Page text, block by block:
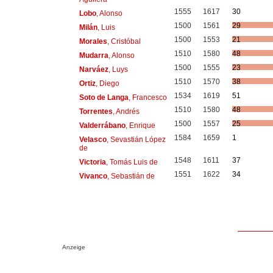
Lobo, Alonso 1555 1617
30
Milán, Luis 1500 1561
29
Morales , Cristóbal 1500 1553
21
Mudarra , Alonso 1510 1580
48
Narváez, Luys 1500 1555
23
Ortiz, Diego 1510 1570
38
Soto de Langa , Francesco 1534 1619
51
Torrentes , Andrés 1510 1580
48
Valderrábano, Enrique 1500 1557
25
Velasco, Sevastián López
de
1584 1659 1
Victoria , Tomás Luis de 1548 1611
37
Vivanco, Sebastián de 1551 1622 34
Anzeige